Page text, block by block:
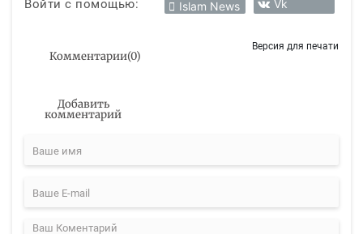
Войти с помощью: Islam News Vk
Комментарии(0)
Версия для печати
Добавить
комментарий